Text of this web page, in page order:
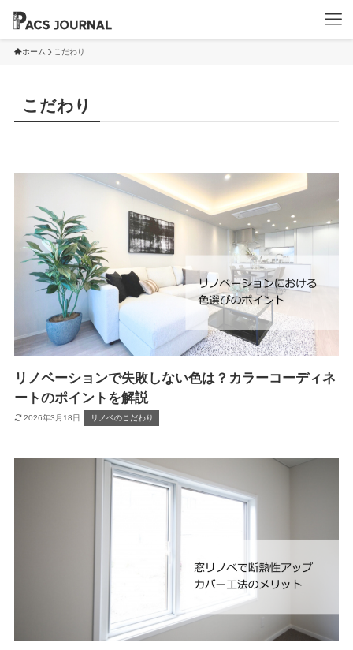
ホーム こだわり
こだわり
リノベーションで失敗しない色は？カラーコーディネ
ートのポイントを解説
2026年3月18日 リノベのこだわり